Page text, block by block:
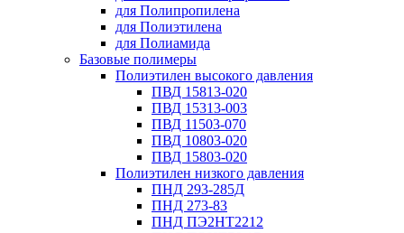
для Полипропилена
для Полиэтилена
для Полиамида
Базовые полимеры
Полиэтилен высокого давления
ПВД 15813-020
ПВД 15313-003
ПВД 11503-070
ПВД 10803-020
ПВД 15803-020
Полиэтилен низкого давления
ПНД 293-285Д
ПНД 273-83
ПНД ПЭ2НТ2212